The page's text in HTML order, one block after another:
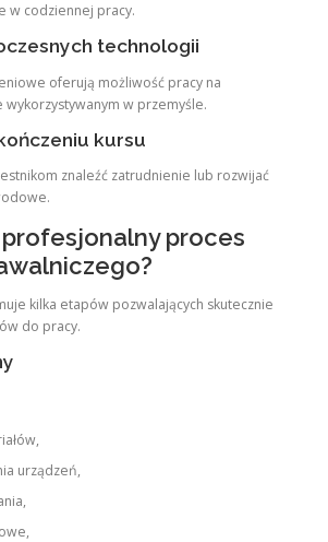
w codziennej pracy.
technologii
oferują możliwość pracy na
wykorzystywanym w przemyśle.
kursu
znaleźć zatrudnienie lub rozwijać
proces
kilka etapów pozwalających skutecznie
do pracy.
urządzeń,